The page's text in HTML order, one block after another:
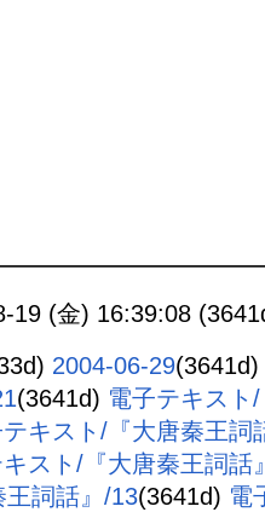
19 (金) 16:39:08
2004-06-29(3641d)
(3641d) 電子テキスト
テキスト/『大唐秦王詞
スト/『大唐秦王詞話
王詞話』/13(3641d) 電